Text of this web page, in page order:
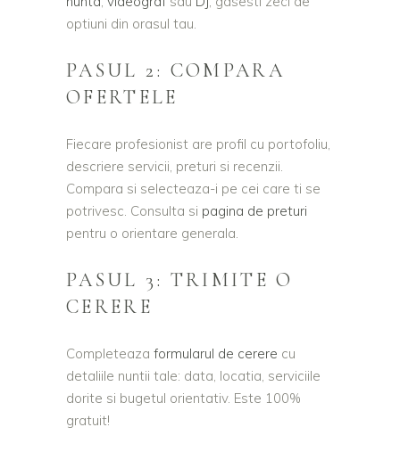
optiuni din orasul tau.
PASUL 2: COMPARA
OFERTELE
Fiecare profesionist are profil cu portofoliu,
descriere servicii, preturi si recenzii.
Compara si selecteaza-i pe cei care ti se
potrivesc. Consulta si pagina de preturi
pentru o orientare generala.
PASUL 3: TRIMITE O
CERERE
Completeaza formularul de cerere cu
detaliile nuntii tale: data, locatia, serviciile
dorite si bugetul orientativ. Este 100%
gratuit!